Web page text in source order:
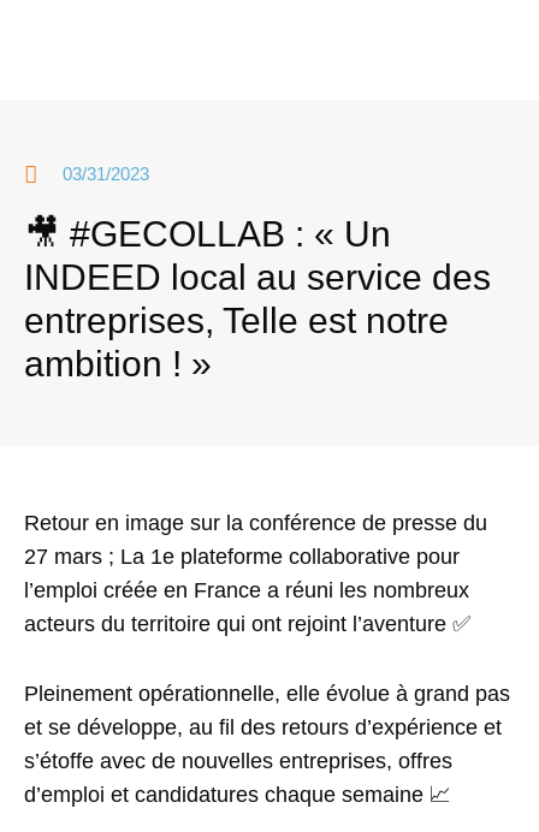
03/31/2023
🎥 #GECOLLAB : « Un
INDEED local au service des
entreprises, Telle est notre
ambition ! »
Retour en image sur la conférence de presse du
27 mars ; La 1e plateforme collaborative pour
l’emploi créée en France a réuni les nombreux
acteurs du territoire qui ont rejoint l’aventure ✅
Pleinement opérationnelle, elle évolue à grand pas
et se développe, au fil des retours d’expérience et
s’étoffe avec de nouvelles entreprises, offres
d’emploi et candidatures chaque semaine 📈